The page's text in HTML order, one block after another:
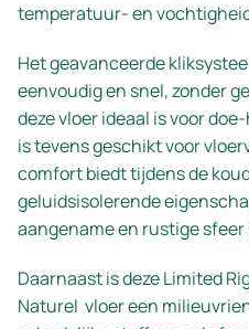
temperatuur- en
Het geavanceerde
eenvoudig en snel, zonder
deze vloer ideaal is voor
is tevens geschikt voor
comfort biedt tijdens de
geluidsisolerende
aangename en rustige sfeer
Daarnaast is deze Limited
Naturel vloer een